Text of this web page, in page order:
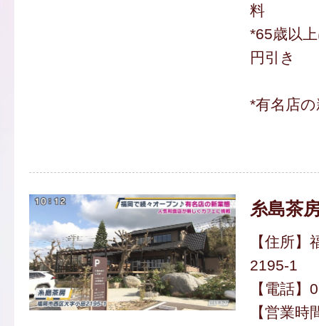
料
*65歳以
円引き
*有名店
糸島茶
【住所
2195-1
【電話
【営業